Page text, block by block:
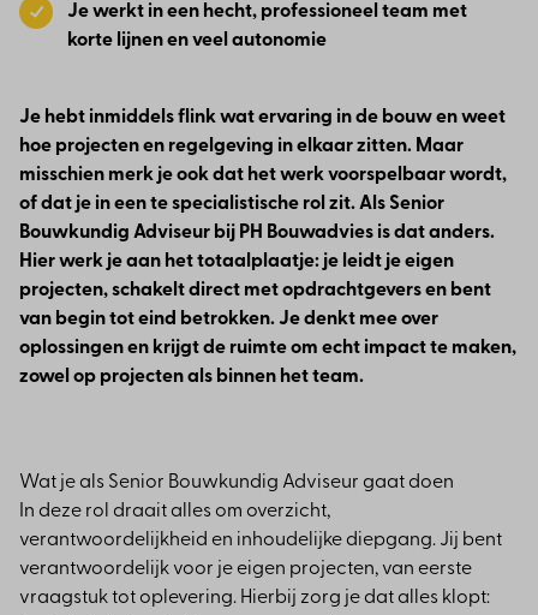
Je werkt in een hecht, professioneel team met
korte lijnen en veel autonomie
Je hebt inmiddels flink wat ervaring in de bouw en weet
hoe projecten en regelgeving in elkaar zitten. Maar
misschien merk je ook dat het werk voorspelbaar wordt,
of dat je in een te specialistische rol zit. Als Senior
Bouwkundig Adviseur bij PH Bouwadvies is dat anders.
Hier werk je aan het totaalplaatje: je leidt je eigen
projecten, schakelt direct met opdrachtgevers en bent
van begin tot eind betrokken. Je denkt mee over
oplossingen en krijgt de ruimte om echt impact te maken,
zowel op projecten als binnen het team.
Wat je als Senior Bouwkundig Adviseur gaat doen
In deze rol draait alles om overzicht,
verantwoordelijkheid en inhoudelijke diepgang. Jij bent
verantwoordelijk voor je eigen projecten, van eerste
vraagstuk tot oplevering. Hierbij zorg je dat alles klopt: